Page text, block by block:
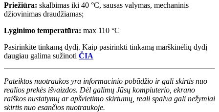
Priežiūra: skalbimas iki 40 °C, sausas valymas, mechaninis
džiovinimas draudžiamas;
Lyginimo temperatūra: max 110 °C
Pasirinkite tinkamą dydį. Kaip pasirinkti tinkamą marškinėlių dydį
daugiau galima sužinoti ČIA
Pateiktos nuotraukos yra informacinio pobūdžio ir gali skirtis nuo
realios prekės išvaizdos. Dėl galimų Jūsų kompiuterio, ekrano
raiškos nustatymų ar apšvietimo skirtumų, reali spalva gali nežymiai
skirtis nuo esančios nuotraukoje.